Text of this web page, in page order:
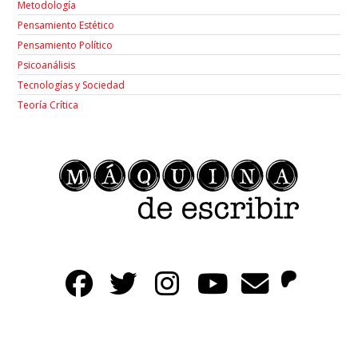
Metodología
Pensamiento Estético
Pensamiento Político
Psicoanálisis
Tecnologías y Sociedad
Teoría Crítica